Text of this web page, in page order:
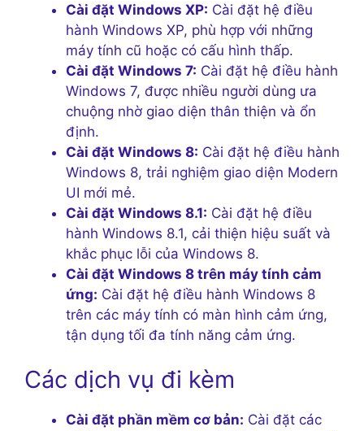
Cài đặt Windows XP: Cài đặt hệ điều
hành Windows XP, phù hợp với những
máy tính cũ hoặc có cấu hình thấp.
Cài đặt Windows 7: Cài đặt hệ điều hành
Windows 7, được nhiều người dùng ưa
chuộng nhờ giao diện thân thiện và ổn
định.
Cài đặt Windows 8: Cài đặt hệ điều hành
Windows 8, trải nghiệm giao diện Modern
UI mới mẻ.
Cài đặt Windows 8.1: Cài đặt hệ điều
hành Windows 8.1, cải thiện hiệu suất và
khắc phục lỗi của Windows 8.
Cài đặt Windows 8 trên máy tính cảm
ứng: Cài đặt hệ điều hành Windows 8
trên các máy tính có màn hình cảm ứng,
tận dụng tối đa tính năng cảm ứng.
Các dịch vụ đi kèm
Cài đặt phần mềm cơ bản: Cài đặt các